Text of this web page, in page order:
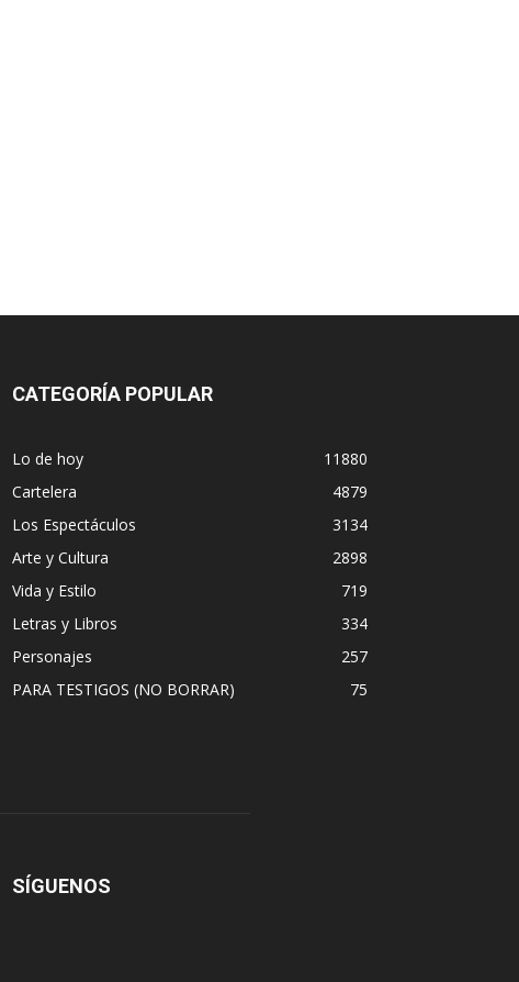
CATEGORÍA POPULAR
Lo de hoy
11880
Cartelera
4879
Los Espectáculos
3134
Arte y Cultura
2898
Vida y Estilo
719
Letras y Libros
334
Personajes
257
PARA TESTIGOS (NO BORRAR)
75
SÍGUENOS